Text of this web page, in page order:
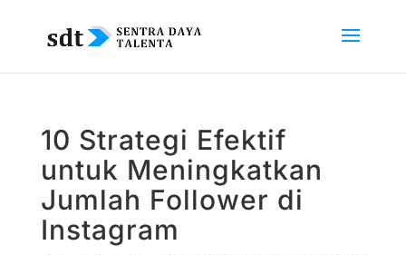
10 Strategi Efektif
untuk Meningkatkan
Jumlah Follower di
Instagram